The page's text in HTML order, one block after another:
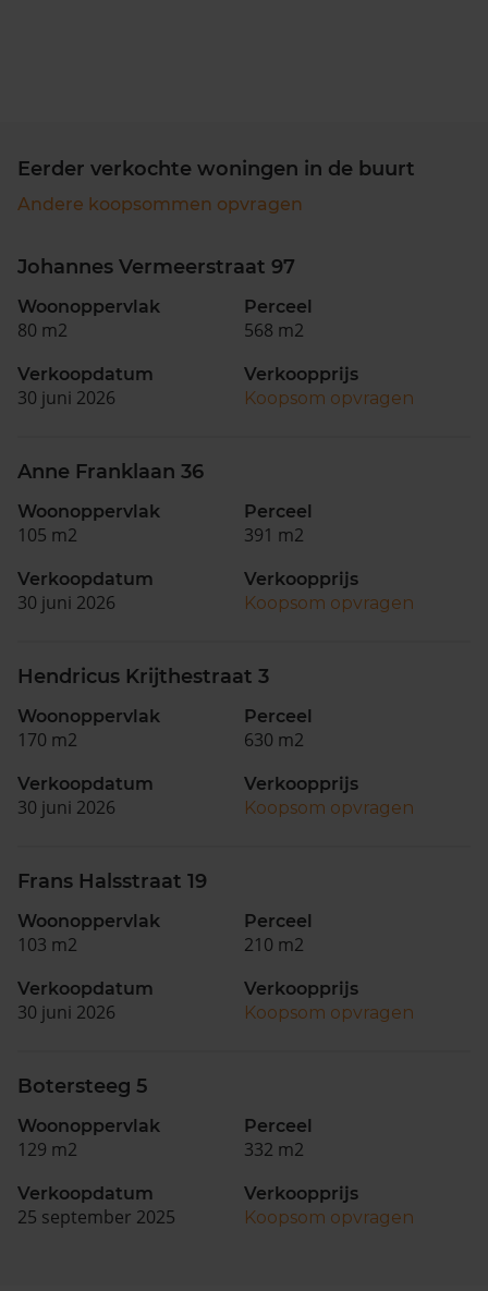
Eerder verkochte woningen in de buurt
Andere koopsommen opvragen
Johannes Vermeerstraat 97
Woonoppervlak
80 m2
Perceel
568 m2
Verkoopdatum
30 juni 2026
Verkoopprijs
Koopsom opvragen
Anne Franklaan 36
Woonoppervlak
105 m2
Perceel
391 m2
Verkoopdatum
30 juni 2026
Verkoopprijs
Koopsom opvragen
Hendricus Krijthestraat 3
Woonoppervlak
170 m2
Perceel
630 m2
Verkoopdatum
30 juni 2026
Verkoopprijs
Koopsom opvragen
Frans Halsstraat 19
Woonoppervlak
103 m2
Perceel
210 m2
Verkoopdatum
30 juni 2026
Verkoopprijs
Koopsom opvragen
Botersteeg 5
Woonoppervlak
129 m2
Perceel
332 m2
Verkoopdatum
25 september 2025
Verkoopprijs
Koopsom opvragen